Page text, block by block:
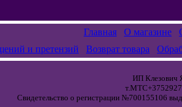
Главная О магазине
и претензий
Возврат товара
ИП Клезович
Свидетельство о регистрации №700155106